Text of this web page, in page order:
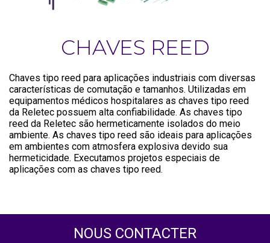
CHAVES REED
Chaves tipo reed para aplicações industriais com diversas
características de comutação e tamanhos. Utilizadas em
equipamentos médicos hospitalares as chaves tipo reed
da Reletec possuem alta confiabilidade. As chaves tipo
reed da Reletec são hermeticamente isolados do meio
ambiente. As chaves tipo reed são ideais para aplicações
em ambientes com atmosfera explosiva devido sua
hermeticidade. Executamos projetos especiais de
aplicações com as chaves tipo reed.
NOUS CONTACTER